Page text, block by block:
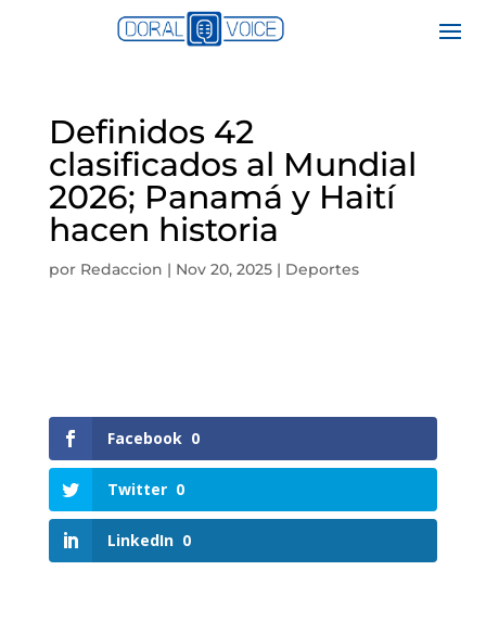
Definidos 42
clasificados al Mundial
2026; Panamá y Haití
hacen historia
por Redaccion | Nov 20, 2025| Deportes
Facebook 0
Twitter 0
LinkedIn 0